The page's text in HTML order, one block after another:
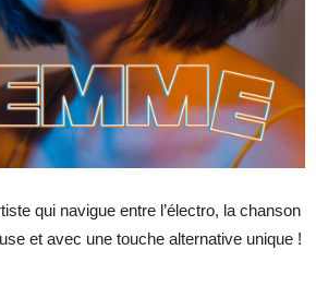
qui navigue entre l’électro, la chanson
et avec une touche alternative unique !